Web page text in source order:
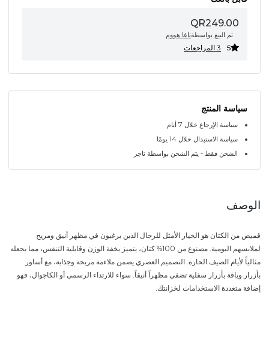
QR249.00
تم البيع بواسطةناغا هووم
5 3 المراجعات
سياسة المنتج
سياسة الإرجاع خلال 7 أيام
سياسة الاستبدال خلال 14 يومًا
الشحن فقط - يتم الشحن بواسطة تاجر
الوصف
قميص من الكتان هو الخيار الأمثل للرجال الذين يرغبون في مظهر أنيق ومريح
لملابسهم اليومية. مصنوع من 100% كتان، يتميز بخفة الوزن وقابلية التنفس، مما يجعله
مثالياً لأيام الصيف الحارة. التصميم العصري يضمن ملاءمة مريحة وجذابة، مع أساور
بأزرار وياقة بأزرار سفلية تضفي مظهراً أنيقاً. سواء للارتداء الرسمي أو الكاجوال، فهو
إضافة متعددة الاستخدامات لخزانتك.